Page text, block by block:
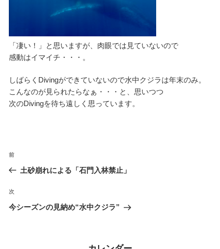
「凄い！」と思いますが、肉眼では見ていないので
感動はイマイチ・・・。
しばらくDivingができていないので水中クジラは年末のみ。
こんなのが見られたらなぁ・・・と、思いつつ
次のDivingを待ち遠しく思っています。
投
ビ
ゲ
過
去
投
稿
前
土砂崩れによる「石門入林禁止」
次
の
次
今シーズンの見納め“水中クジラ”